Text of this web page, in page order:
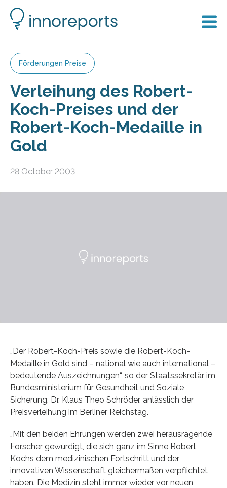
Förderungen Preise
Verleihung des Robert-
Koch-Preises und der
Robert-Koch-Medaille in
Gold
28 October 2003
„Der Robert-Koch-Preis sowie die Robert-Koch-
Medaille in Gold sind – national wie auch international –
bedeutende Auszeichnungen“, so der Staatssekretär im
Bundesministerium für Gesundheit und Soziale
Sicherung, Dr. Klaus Theo Schröder, anlässlich der
Preisverleihung im Berliner Reichstag.
„Mit den beiden Ehrungen werden zwei herausragende
Forscher gewürdigt, die sich ganz im Sinne Robert
Kochs dem medizinischen Fortschritt und der
innovativen Wissenschaft gleichermaßen verpflichtet
haben. Die Medizin steht immer wieder vor neuen,